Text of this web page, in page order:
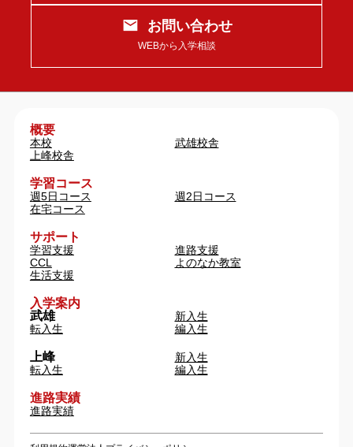
お問い合わせ
WEBから入学相談
概要
本校
武雄校舎
上峰校舎
学習コース
週5日コース
週2日コース
在宅コース
サポート
学習支援
進路支援
CCL
よのなか教室
生活支援
入学案内
武雄
新入生
転入生
編入生
上峰
新入生
転入生
編入生
進路実績
進路実績